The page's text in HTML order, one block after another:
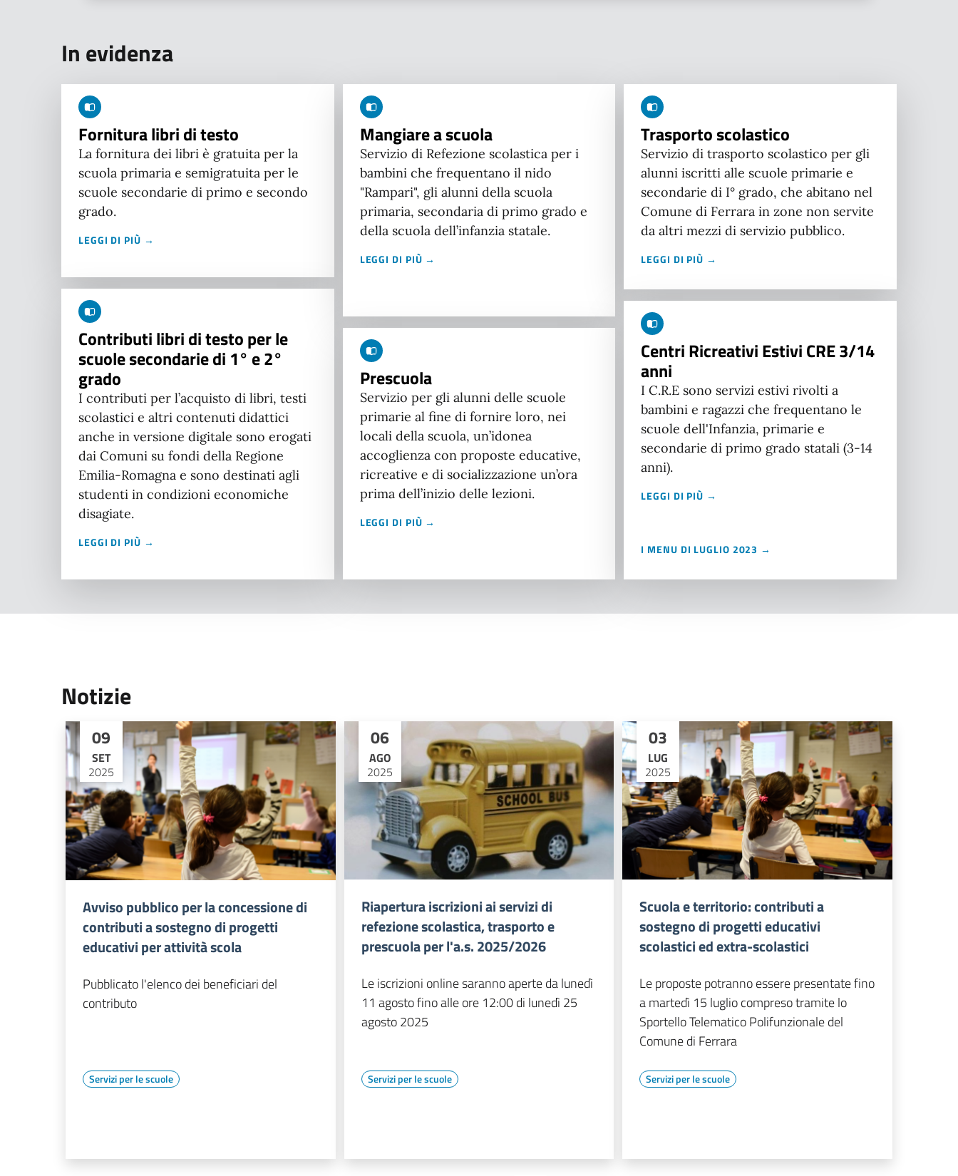
In evidenza
Fornitura libri di testo
La fornitura dei libri è gratuita per la
scuola primaria e semigratuita per le
scuole secondarie di primo e secondo
grado.
LEGGI DI PIÙ →
Contributi libri di testo per le
scuole secondarie di 1° e 2°
grado
I contributi per l’acquisto di libri, testi
scolastici e altri contenuti didattici
anche in versione digitale sono erogati
dai Comuni su fondi della Regione
Emilia-Romagna e sono destinati agli
studenti in condizioni economiche
disagiate.
LEGGI DI PIÙ →
Mangiare a scuola
Servizio di Refezione scolastica per i
bambini che frequentano il nido
"Rampari", gli alunni della scuola
primaria, secondaria di primo grado e
della scuola dell’infanzia statale.
LEGGI DI PIÙ →
Prescuola
Servizio per gli alunni delle scuole
primarie al fine di fornire loro, nei
locali della scuola, un’idonea
accoglienza con proposte educative,
ricreative e di socializzazione un’ora
prima dell’inizio delle lezioni.
LEGGI DI PIÙ →
Trasporto scolastico
Servizio di trasporto scolastico per gli
alunni iscritti alle scuole primarie e
secondarie di I° grado, che abitano nel
Comune di Ferrara in zone non servite
da altri mezzi di servizio pubblico.
LEGGI DI PIÙ →
Centri Ricreativi Estivi CRE 3/14
anni
I C.R.E sono servizi estivi rivolti a
bambini e ragazzi che frequentano le
scuole dell'Infanzia, primarie e
secondarie di primo grado statali (3-14
anni).
LEGGI DI PIÙ →
I MENU DI LUGLIO 2023 →
Notizie
09
SET
2025
Avviso pubblico per la concessione di
contributi a sostegno di progetti
educativi per attività scola
Pubblicato l'elenco dei beneficiari del
contributo
Servizi per le scuole
06
AGO
2025
Riapertura iscrizioni ai servizi di
refezione scolastica, trasporto e
prescuola per l'a.s. 2025/2026
Le iscrizioni online saranno aperte da lunedì
11 agosto fino alle ore 12:00 di lunedì 25
agosto 2025
Servizi per le scuole
03
LUG
2025
Scuola e territorio: contributi a
sostegno di progetti educativi
scolastici ed extra-scolastici
Le proposte potranno essere presentate fino
a martedì 15 luglio compreso tramite lo
Sportello Telematico Polifunzionale del
Comune di Ferrara
Servizi per le scuole